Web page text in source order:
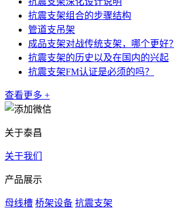
抗震支架组合的步骤结构
管道支吊架
成品支架对战传统支架，哪个更好？
抗震支架的历史以及在国内的兴起
抗震支架FM认证是必须的吗？
查看更多 +
关于泰昌
关于我们
产品展示
母线槽 桥架设备 抗震支架